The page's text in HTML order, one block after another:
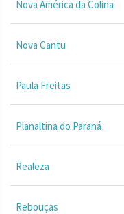
Nova América da Colina
Nova Cantu
Paula Freitas
Planaltina do Paraná
Realeza
Rebouças